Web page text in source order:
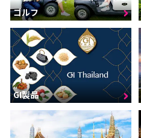
ゴルフ
GI製品